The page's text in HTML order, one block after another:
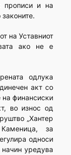
прописи и на
на Уставниот
ако не е
одлука
акт со
на финансиски
во износ од
„Хантер
за
односи
уредува